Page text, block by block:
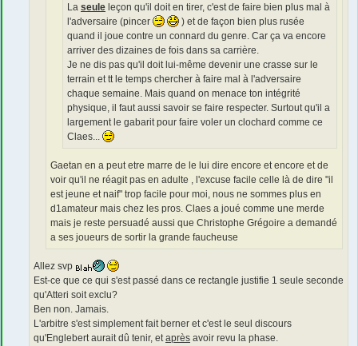
La seule leçon qu'il doit en tirer, c'est de faire bien plus mal à
l'adversaire (pincer
) et de façon bien plus rusée
quand il joue contre un connard du genre. Car ça va encore
arriver des dizaines de fois dans sa carrière.
Je ne dis pas qu'il doit lui-même devenir une crasse sur le
terrain et tt le temps chercher à faire mal à l'adversaire
chaque semaine. Mais quand on menace ton intégrité
physique, il faut aussi savoir se faire respecter. Surtout qu'il a
largement le gabarit pour faire voler un clochard comme ce
Claes...
Gaetan en a peut etre marre de le lui dire encore et encore et de
voir qu'il ne réagit pas en adulte , l'excuse facile celle là de dire "il
est jeune et naif" trop facile pour moi, nous ne sommes plus en
d1amateur mais chez les pros. Claes a joué comme une merde
mais je reste persuadé aussi que Christophe Grégoire a demandé
a ses joueurs de sortir la grande faucheuse
Allez svp
Est-ce que ce qui s'est passé dans ce rectangle justifie 1 seule seconde
qu'Atteri soit exclu?
Ben non. Jamais.
L'arbitre s'est simplement fait berner et c'est le seul discours
qu'Englebert aurait dû tenir, etaprès avoir revu la phase.